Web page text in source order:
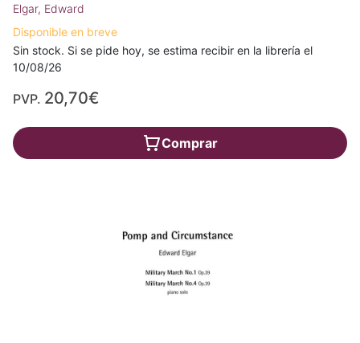
Elgar, Edward
Disponible en breve
Sin stock. Si se pide hoy, se estima recibir en la librería el
10/08/26
PVP. 20,70€
Comprar